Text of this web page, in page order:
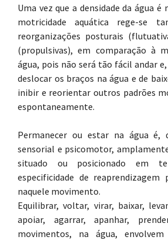
Uma vez que a densidade da água é
motricidade aquática rege-se
reorganizações posturais
(propulsivas), em comparação à
água, pois não será tão fácil andar
deslocar os braços na água e de
inibir e reorientar outros padrões
espontaneamente.
Permanecer ou estar na água
sensorial e psicomotor,
situado ou posicionado em
especificidade de
naquele movimento.
Equilibrar, voltar, virar, baixar,
apoiar, agarrar, apanhar,
movimentos, na água,